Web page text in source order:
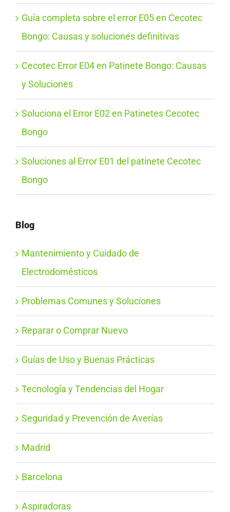
Guía completa sobre el error E05 en Cecotec
Bongo: Causas y soluciones definitivas
Cecotec Error E04 en Patinete Bongo: Causas
y Soluciones
Soluciona el Error E02 en Patinetes Cecotec
Bongo
Soluciones al Error E01 del patinete Cecotec
Bongo
Blog
Mantenimiento y Cuidado de
Electrodomésticos
Problemas Comunes y Soluciones
Reparar o Comprar Nuevo
Guías de Uso y Buenas Prácticas
Tecnología y Tendencias del Hogar
Seguridad y Prevención de Averías
Madrid
Barcelona
Aspiradoras